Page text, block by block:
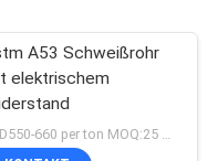
A53 Schweißrohr
elektrischem
USD550-660 per ton MOQ:25 Tonnen